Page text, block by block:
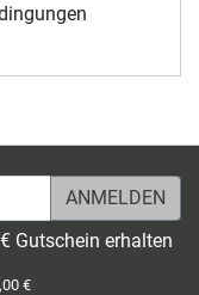
Gutschein erhalten
€